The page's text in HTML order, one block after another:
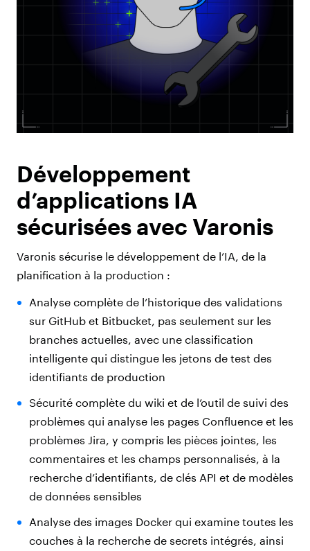
Développement
d’applications IA
sécurisées avec Varonis
Varonis sécurise le développement de l’IA, de la
planification à la production :
Analyse complète de l’historique des validations
sur GitHub et Bitbucket, pas seulement sur les
branches actuelles, avec une classification
intelligente qui distingue les jetons de test des
identifiants de production
Sécurité complète du wiki et de l’outil de suivi des
problèmes qui analyse les pages Confluence et les
problèmes Jira, y compris les pièces jointes, les
commentaires et les champs personnalisés, à la
recherche d’identifiants, de clés API et de modèles
de données sensibles
Analyse des images Docker qui examine toutes les
couches à la recherche de secrets intégrés, ainsi